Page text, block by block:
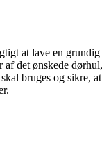
at lave en grundig
det ønskede dørhul,
bruges og sikre, at